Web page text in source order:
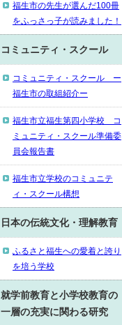
福生市の先生が選んだ100冊
をふっさっ子が読みました！
コミュニティ・スクール
コミュニティ・スクール ー
福生市の取組紹介ー
福生市立福生第四小学校 コ
ミュニティ・スクール準備委
員会報告書
福生市立学校のコミュニテ
ィ・スクール構想
日本の伝統文化・理解教育
ふるさと福生への愛着と誇り
を培う学校
就学前教育と小学校教育の
一層の充実に関わる研究